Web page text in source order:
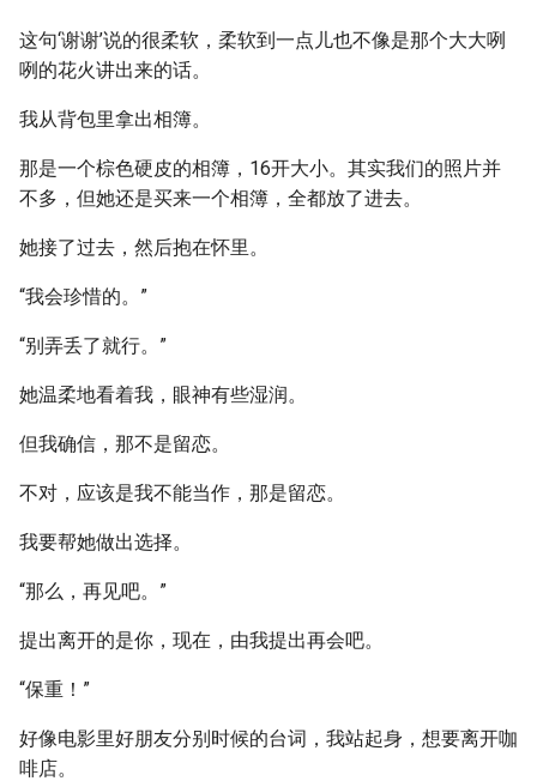
这句‘谢谢’说的很柔软，柔软到一点儿也不像是那个大大咧
咧的花火讲出来的话。
我从背包里拿出相簿。
那是一个棕色硬皮的相簿，16开大小。其实我们的照片并
不多，但她还是买来一个相簿，全都放了进去。
她接了过去，然后抱在怀里。
“我会珍惜的。”
“别弄丢了就行。”
她温柔地看着我，眼神有些湿润。
但我确信，那不是留恋。
不对，应该是我不能当作，那是留恋。
我要帮她做出选择。
“那么，再见吧。”
提出离开的是你，现在，由我提出再会吧。
“保重！”
好像电影里好朋友分别时候的台词，我站起身，想要离开咖
啡店。